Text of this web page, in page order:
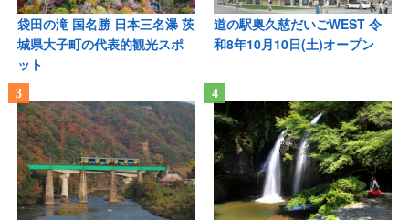
袋田の滝 国名勝 日本三名瀑 茨
城県大子町の代表的観光スポ
ット
道の駅奥久慈だいごWEST 令
和8年10月10日(土)オープン